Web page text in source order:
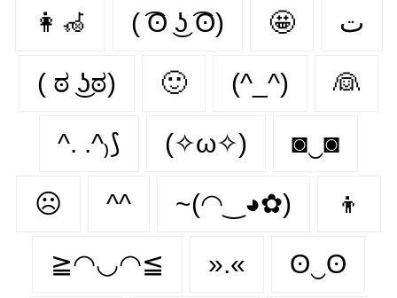
👩‍🦽‍ ( ͡ʘ ͜ʖ ͡ʘ) 🤩 ت
( ಠ ͜ʖಠ) 🙂‍ (^_^) 👰‍
^. .^₎⟆ (✧ω✧) ◙‿◙
☹️ ^^ ~(◠‿◕✿) 👦
≧◠◡◠≦ ».« ʘ‿ʘ